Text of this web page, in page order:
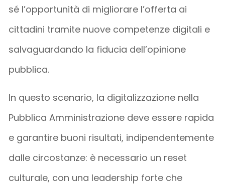
sé l’opportunità di migliorare l’offerta ai
cittadini tramite nuove competenze digitali e
salvaguardando la fiducia dell’opinione
pubblica.
In questo scenario, la digitalizzazione nella
Pubblica Amministrazione deve essere rapida
e garantire buoni risultati, indipendentemente
dalle circostanze: è necessario un reset
culturale, con una leadership forte che